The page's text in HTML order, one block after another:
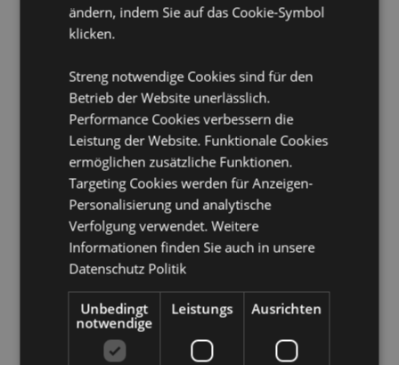
Wenn Sie weitere Informationen benötigen, wenden
Sie sich bitte an unser Kundenservice Team.
Möchten Sie mehr über den Einkauf bei Puckator
erfahren?
Dann lesen Sie unseren
Leitfaden für
Kundeninformationen.
Produktattribute
Information
Höhe 23cm Breite 17cm Tiefe 9cm
5055071515286
288
Keine
Keine
Keine
ändern, indem Sie auf das Cookie-Symbol
klicken.
Streng notwendige Cookies sind für den
Betrieb der Website unerlässlich.
Performance Cookies verbessern die
Leistung der Website. Funktionale Cookies
ermöglichen zusätzliche Funktionen.
Targeting Cookies werden für Anzeigen-
Personalisierung und analytische
Verfolgung verwendet. Weitere
Informationen finden Sie auch in unsere
Datenschutz Politik
Unbedingt
notwendige
Leistungs Ausrichten